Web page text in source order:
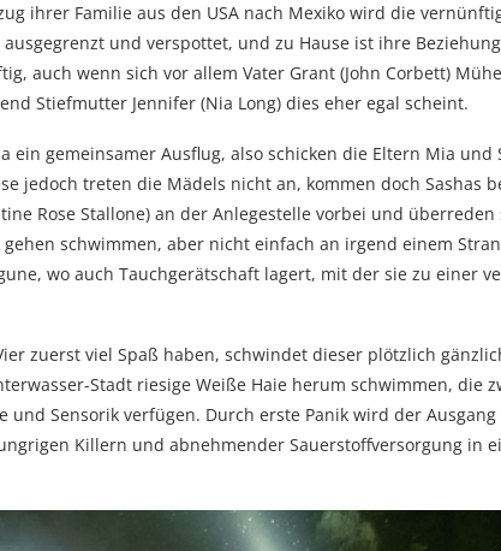
ihrer Familie aus den USA nach Mexiko wird die
und verspottet, und zu Hause ist ihre
auch wenn sich vor allem Vater Grant (John Corbett)
Stiefmutter Jennifer (Nia Long) dies eher egal scheint.
ein gemeinsamer Ausflug, also schicken die Eltern Mia und
jedoch treten die Mädels nicht an, kommen doch Sashas
Rose Stallone) an der Anlegestelle vorbei und
gehen schwimmen, aber nicht einfach an irgend einem
wo auch Tauchgerätschaft lagert, mit der sie zu einer
zuerst viel Spaß haben, schwindet dieser plötzlich
Stadt riesige Weiße Haie herum schwimmen, die
und Sensorik verfügen. Durch erste Panik wird der
Killern und abnehmender Sauerstoffversorgung in